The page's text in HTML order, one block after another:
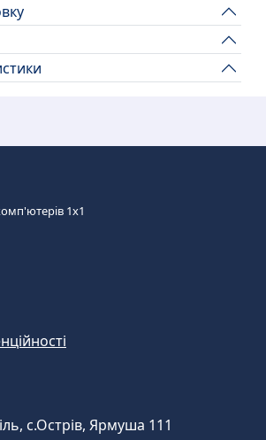
1х1
с.Острів, Ярмуша 111